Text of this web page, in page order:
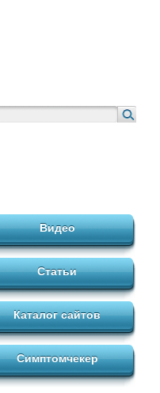
Видео
Статьи
Каталог сайтов
Симптомчекер